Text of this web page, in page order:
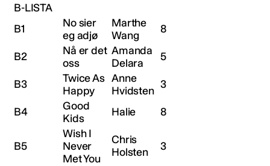
B-LISTA
B1
No sier
eg adjø
Marthe
Wang
8
B2
Nå er det
oss
Amanda
Delara
5
B3
Twice As
Happy
Anne
Hvidsten 3
B4
Good
Kids
Halie 8
B5
Wish I
Never
Met You
Chris
Holsten
3